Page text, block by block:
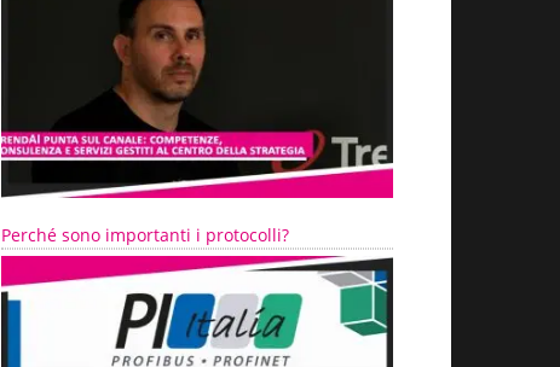
Perché sono importanti i protocolli?